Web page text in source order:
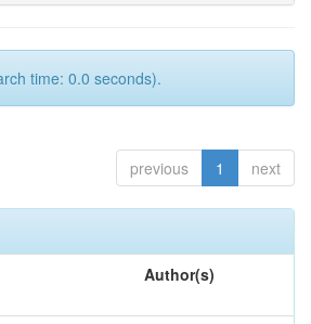
time: 0.0 seconds).
previous 1 next
Author(s)